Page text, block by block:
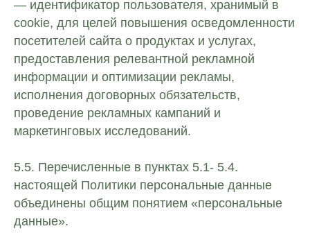
— идентификатор пользователя, хранимый в
cookie, для целей повышения осведомленности
посетителей сайта о продуктах и услугах,
предоставления релевантной рекламной
информации и оптимизации рекламы,
исполнения договорных обязательств,
проведение рекламных кампаний и
маркетинговых исследований.
5.5. Перечисленные в пунктах 5.1- 5.4.
настоящей Политики персональные данные
объединены общим понятием «персональные
данные».